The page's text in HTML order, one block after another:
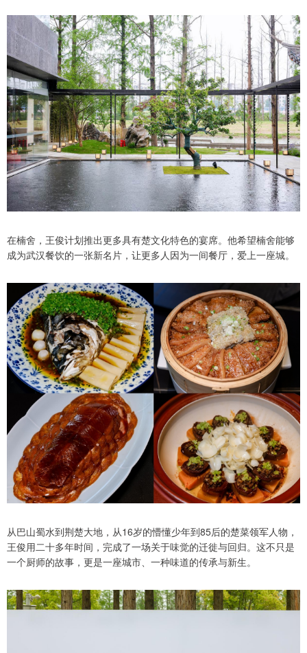
在楠舍，王俊计划推出更多具有楚文化特色的宴席。他希望楠舍能够
成为武汉餐饮的一张新名片，让更多人因为一间餐厅，爱上一座城。
从巴山蜀水到荆楚大地，从16岁的懵懂少年到85后的楚菜领军人物，
王俊用二十多年时间，完成了一场关于味觉的迁徙与回归。这不只是
一个厨师的故事，更是一座城市、一种味道的传承与新生。